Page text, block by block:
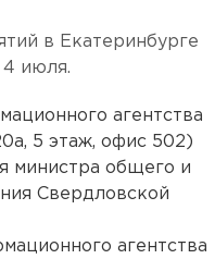
в Екатеринбурге
4 июля.
агентства
5 этаж, офис 502)
министра общего и
Свердловской
агентства